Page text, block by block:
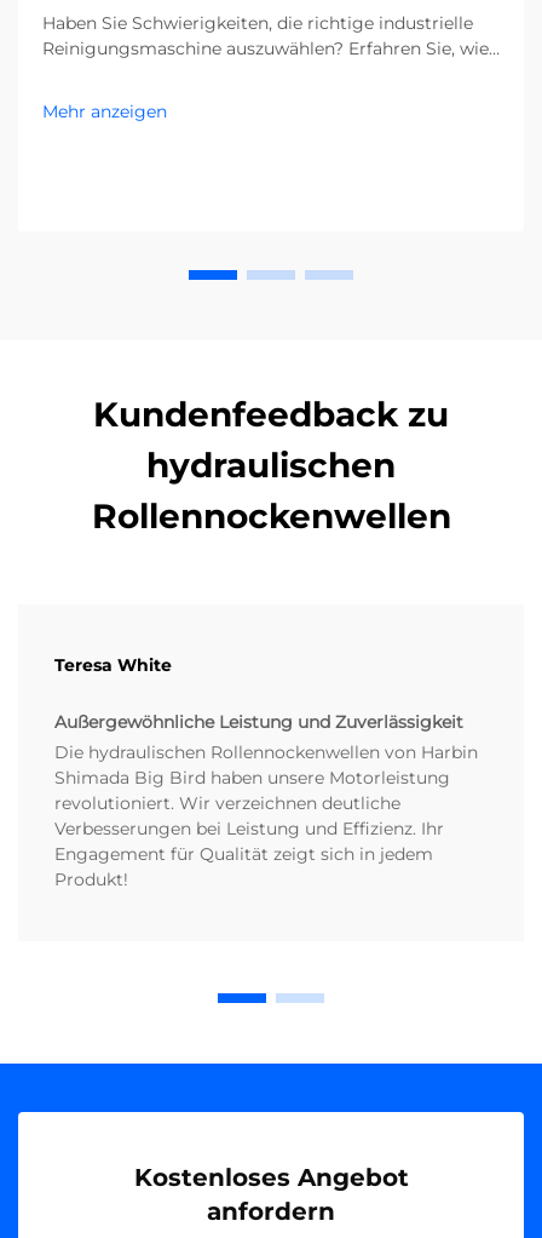
Haben Sie Schwierigkeiten, die richtige industrielle
Reinigungsmaschine auszuwählen? Erfahren Sie, wie
Anlage Ihre Entscheidung beeinflussen. Senken Sie
Kosten und steigern Sie die Effizienz – holen Sie sich
Mehr anzeigen
Kundenfeedback zu
hydraulischen
Rollennockenwellen
Teresa White
Außergewöhnliche Leistung und Zuverlässigkeit
Die hydraulischen Rollennockenwellen von Harbin
Shimada Big Bird haben unsere Motorleistung
revolutioniert. Wir verzeichnen deutliche
Verbesserungen bei Leistung und Effizienz. Ihr
Engagement für Qualität zeigt sich in jedem
Produkt!
Kostenloses Angebot
anfordern